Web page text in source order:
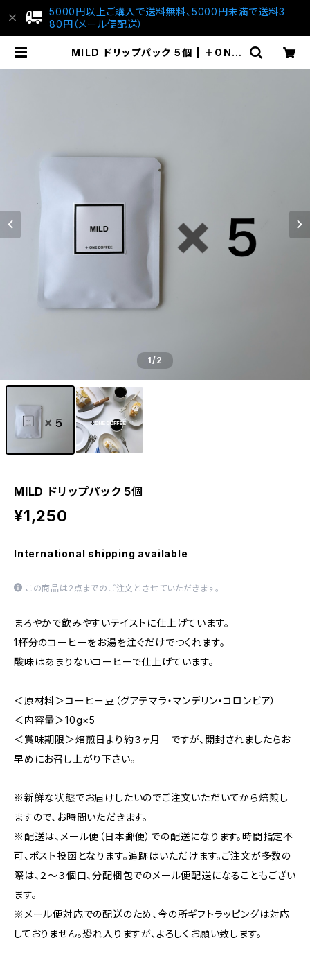
5000円以上ご購入で送料無料、5000円未満で送料3
80円（メール便配送）
MILD ドリップパック 5個 | ＋ONE
1/2
MILD ドリップパック 5個
¥1,250
International shipping available
この商品は2点までのご注文とさせていただきます。
まろやかで飲みやすいテイストに仕上げています。
1杯分のコーヒーをお湯を注ぐだけでつくれます。
酸味はあまりないコーヒーで仕上げています。
＜原材料＞コーヒー豆（グアテマラ・マンデリン・コロンビア）
＜内容量＞10g×5
＜賞味期限＞焙煎日より約３ヶ月 ですが、開封されましたらお
早めにお召し上がり下さい。
※新鮮な状態でお届けしたいのでご注文いただいてから焙煎し
ますので、お時間いただきます。
※配送は、メール便（日本郵便）での配送になります。時間指定不
可、ポスト投函となります。追跡はいただけます。ご注文が多数の
際は、２〜３個口、分配梱包でのメール便配送になることもござい
ます。
※メール便対応での配送のため、今の所ギフトラッピングは対応
しておりません。恐れ入りますが、よろしくお願い致します。